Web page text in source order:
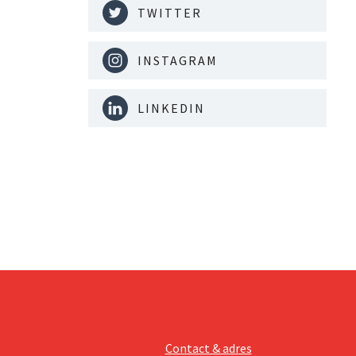
TWITTER
INSTAGRAM
LINKEDIN
Contact & adres